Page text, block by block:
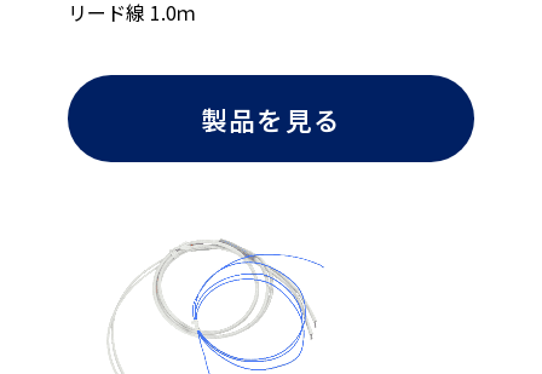
リード線 1.0ｍ
製品を見る